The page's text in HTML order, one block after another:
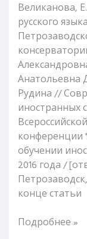
Великанова,
русского
Анатольевна
Рудина //
иностранных
конференции
обучении
2016 года /
конце статьи
Подробнее »